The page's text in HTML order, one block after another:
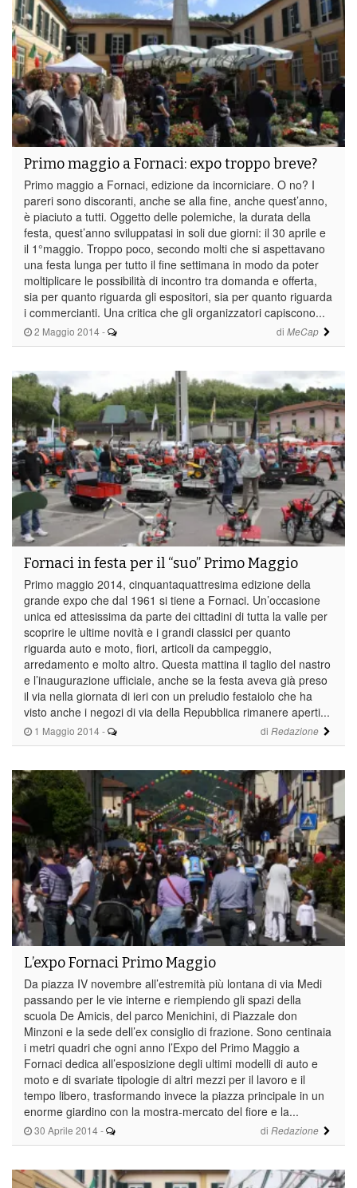
2 Maggio 2014 - di MeCap
Primo maggio a Fornaci: expo troppo breve?
Primo maggio a Fornaci, edizione da incorniciare. O no? I
pareri sono discoranti, anche se alla fine, anche quest’anno,
è piaciuto a tutti. Oggetto delle polemiche, la durata della
festa, quest’anno sviluppatasi in soli due giorni: il 30 aprile e
il 1°maggio. Troppo poco, secondo molti che si aspettavano
una festa lunga per tutto il fine settimana in modo da poter
moltiplicare le possibilità di incontro tra domanda e offerta,
sia per quanto riguarda gli espositori, sia per quanto riguarda
i commercianti. Una critica che gli organizzatori capiscono...
1 Maggio 2014 - di Redazione
Fornaci in festa per il “suo” Primo Maggio
Primo maggio 2014, cinquantaquattresima edizione della
grande expo che dal 1961 si tiene a Fornaci. Un’occasione
unica ed attesissima da parte dei cittadini di tutta la valle per
scoprire le ultime novità e i grandi classici per quanto
riguarda auto e moto, fiori, articoli da campeggio,
arredamento e molto altro. Questa mattina il taglio del nastro
e l’inaugurazione ufficiale, anche se la festa aveva già preso
il via nella giornata di ieri con un preludio festaiolo che ha
visto anche i negozi di via della Repubblica rimanere aperti...
30 Aprile 2014 - di Redazione
L’expo Fornaci Primo Maggio
Da piazza IV novembre all’estremità più lontana di via Medi
passando per le vie interne e riempiendo gli spazi della
scuola De Amicis, del parco Menichini, di Piazzale don
Minzoni e la sede dell’ex consiglio di frazione. Sono centinaia
i metri quadri che ogni anno l’Expo del Primo Maggio a
Fornaci dedica all’esposizione degli ultimi modelli di auto e
moto e di svariate tipologie di altri mezzi per il lavoro e il
tempo libero, trasformando invece la piazza principale in un
enorme giardino con la mostra-mercato del fiore e la...